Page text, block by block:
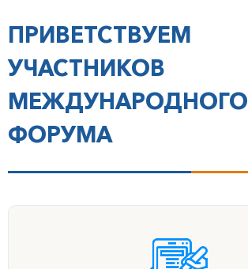
ПРИВЕТСТВУЕМ
УЧАСТНИКОВ
МЕЖДУНАРОДНОГО
ФОРУМА